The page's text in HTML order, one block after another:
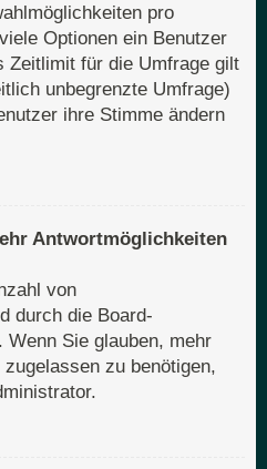
pro
Optionen ein Benutzer
Zeitlimit für die Umfrage gilt
unbegrenzte Umfrage)
ihre Stimme ändern
Antwortmöglichkeiten
von
durch die Board-
Sie glauben, mehr
zu benötigen,